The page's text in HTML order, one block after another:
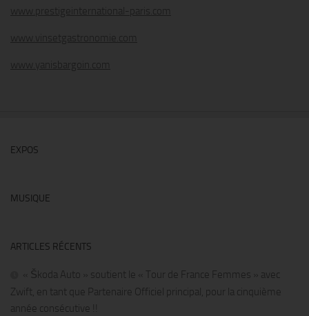
www.prestigeinternational-paris.com
www.vinsetgastronomie.com
www.yanisbargoin.com
EXPOS
MUSIQUE
ARTICLES RÉCENTS
« Škoda Auto » soutient le « Tour de France Femmes » avec
Zwift, en tant que Partenaire Officiel principal, pour la cinquième
année consécutive !!